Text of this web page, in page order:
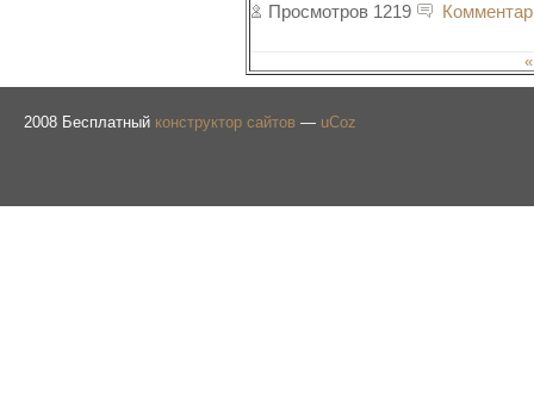
Просмотров 1219
«
2008 Бесплатный конструктор сайтов — uCoz